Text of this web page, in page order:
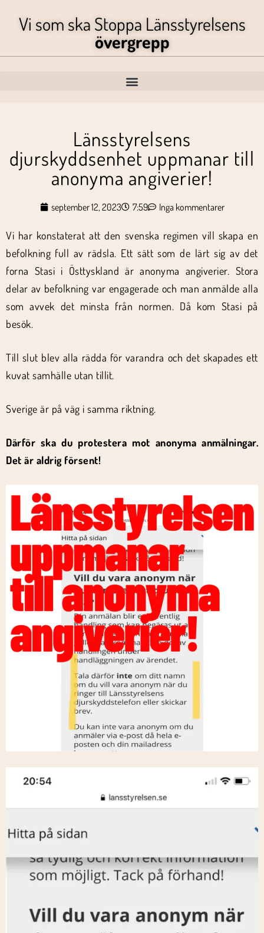
Vi som ska Stoppa Länsstyrelsens
övergrepp
Länsstyrelsens
djurskyddsenhet uppmanar till
anonyma angiverier!
september 12, 2023 7:59 Inga kommentarer
Vi har konstaterat att den svenska regimen vill skapa en
befolkning full av rädsla. Ett sätt som de lärt sig av det
forna Stasi i Östtyskland är anonyma angiverier. Stora
delar av befolkning var engagerade och man anmälde alla
som avvek det minsta från normen. Då kom Stasi på
besök.
Till slut blev alla rädda för varandra och det skapades ett
kuvat samhälle utan tillit.
Sverige är på väg i samma riktning.
Därför ska du protestera mot anonyma anmälningar.
Det är aldrig försent!